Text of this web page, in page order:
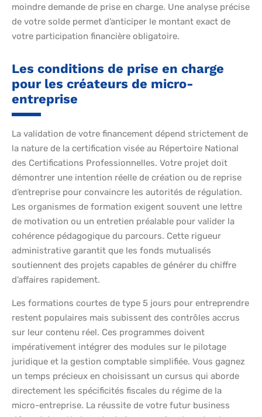
moindre demande de prise en charge. Une analyse précise
de votre solde permet d’anticiper le montant exact de
votre participation financière obligatoire.
Les conditions de prise en charge
pour les créateurs de micro-
entreprise
La validation de votre financement dépend strictement de
la nature de la certification visée au Répertoire National
des Certifications Professionnelles. Votre projet doit
démontrer une intention réelle de création ou de reprise
d’entreprise pour convaincre les autorités de régulation.
Les organismes de formation exigent souvent une lettre
de motivation ou un entretien préalable pour valider la
cohérence pédagogique du parcours. Cette rigueur
administrative garantit que les fonds mutualisés
soutiennent des projets capables de générer du chiffre
d’affaires rapidement.
Les formations courtes de type 5 jours pour entreprendre
restent populaires mais subissent des contrôles accrus
sur leur contenu réel. Ces programmes doivent
impérativement intégrer des modules sur le pilotage
juridique et la gestion comptable simplifiée. Vous gagnez
un temps précieux en choisissant un cursus qui aborde
directement les spécificités fiscales du régime de la
micro-entreprise. La réussite de votre futur business